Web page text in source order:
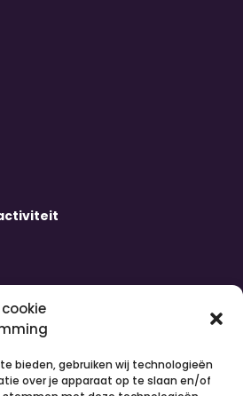
cookie
bieden, gebruiken wij technologieën
over je apparaat op te slaan en/of